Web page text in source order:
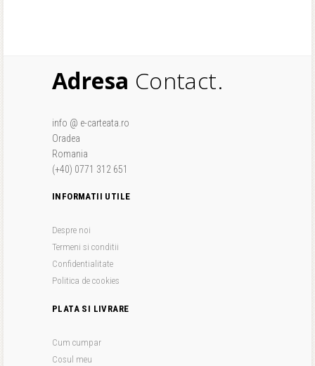
Adresa Contact.
info @ e-carteata.ro
Oradea
Romania
(+40) 0771 312 651
INFORMATII UTILE
Despre noi
Termeni si conditii
Confidentialitate
Politica de cookies
PLATA SI LIVRARE
Cum cumpar
Cosul meu